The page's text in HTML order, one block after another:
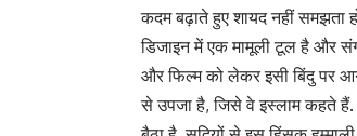
कदम बढ़ाते हुए शायद नहीं समझता
डिजाइन में एक मामूली टूल है और
और फिल्म को लेकर इसी बिंदु पर आग
से उपजा है, जिसे वे इस्लाम कहते